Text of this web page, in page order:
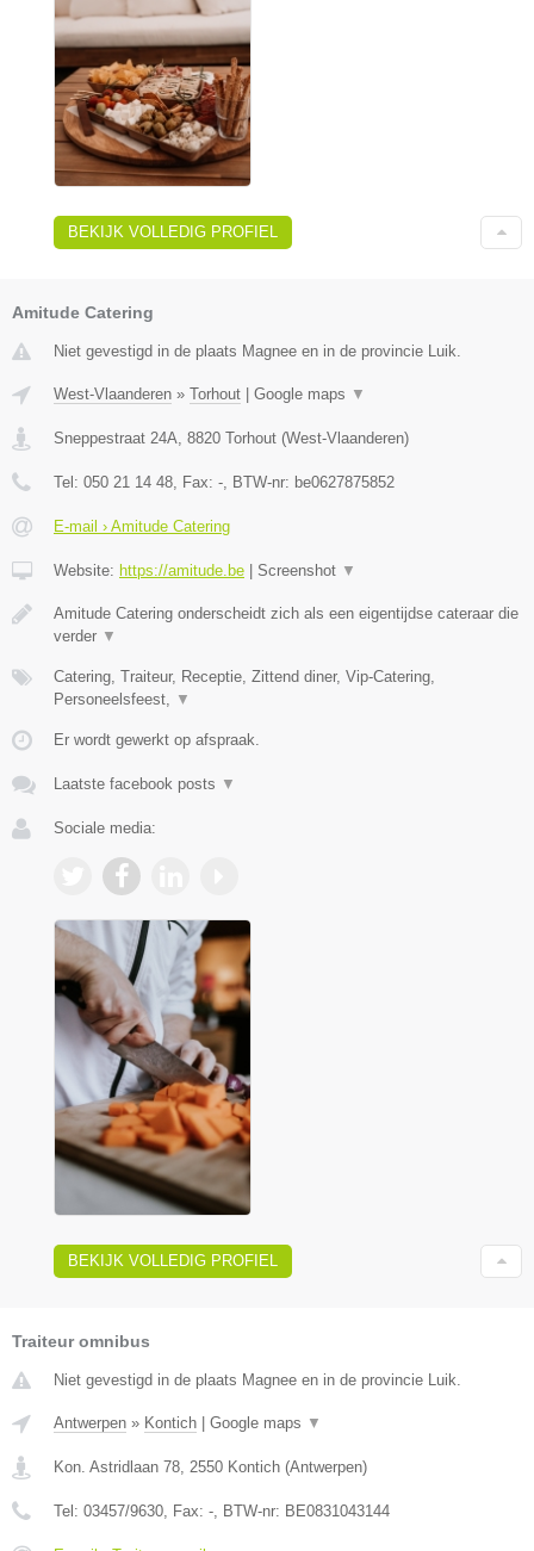
BEKIJK VOLLEDIG PROFIEL
Amitude Catering
Niet gevestigd in de plaats Magnee en in de provincie Luik.
West-Vlaanderen » Torhout | Google maps ▼
Sneppestraat 24A 8820 Torhout (West-Vlaanderen)
Tel: 050 21 14 48 , Fax: - , BTW-nr: be0627875852
E-mail › Amitude Catering
Website: https://amitude.be | Screenshot ▼
Amitude Catering onderscheidt zich als een eigentijdse cateraar die
verder ▼
Catering, Traiteur, Receptie, Zittend diner, Vip-Catering,
Personeelsfeest,
▼
Er wordt gewerkt op afspraak.
Laatste facebook posts ▼
Sociale media:
BEKIJK VOLLEDIG PROFIEL
Traiteur omnibus
Niet gevestigd in de plaats Magnee en in de provincie Luik.
Antwerpen » Kontich | Google maps ▼
Kon. Astridlaan 78 2550 Kontich (Antwerpen)
Tel: 03457/9630 , Fax: - , BTW-nr: BE0831043144